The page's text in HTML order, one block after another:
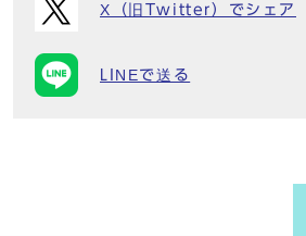
X（旧Twitter）でシェア
LINEで送る